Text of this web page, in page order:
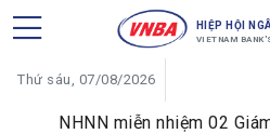
HIỆP HỘI
VIETNAM
Thứ sáu, 07/08/2026
NHNN miễn nhiệm 02